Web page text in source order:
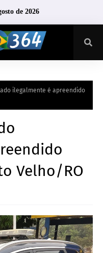
de 2026
ilegalmente é apreendido
Velho/RO